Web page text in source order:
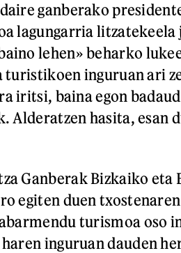
ganberako
lagungarria
lehen» beharko
turistikoen inguruan ari
iritsi, baina egon
Alderatzen hasita, esan
Ganberak Bizkaiko eta
egiten duen
turismoa oso
haren inguruan dauden